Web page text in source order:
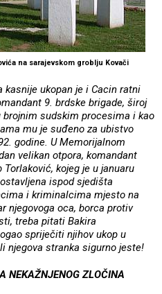
na sarajevskom groblju Kovači
ukopan je i Cacin ratni
9. brdske brigade, široj
sudskim procesima i kao
mu je suđeno za ubistvo
godine. U Memorijalnom
velikan otpora, komandant
kojeg je u januaru
ispod sjedišta
i kriminalcima mjesto na
njegovoga oca, borca protiv
treba pitati Bakira
spriječiti njihov ukop u
njegova stranka sigurno jeste!
NEKAŽNJENOG ZLOČINA